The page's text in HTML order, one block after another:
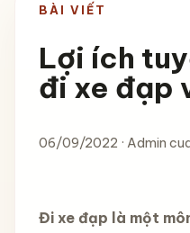
BÀI VIẾT
Lợi ích
đi xe đạp
06/09/2022 · Admin
Đi xe đạp là một